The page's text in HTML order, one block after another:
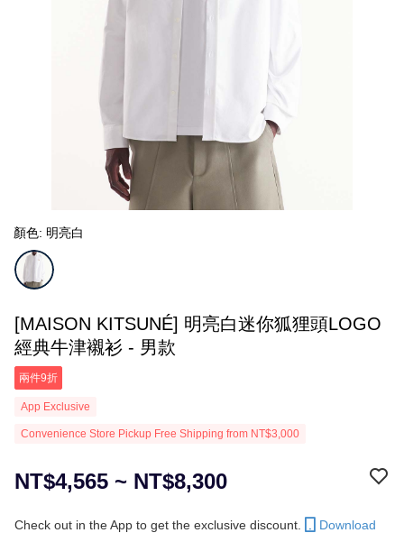
顏色: 明亮白
[MAISON KITSUNÉ] 明亮白迷你狐狸頭LOGO
經典牛津襯衫 - 男款
兩件9折
App Exclusive
Convenience Store Pickup Free Shipping from NT$3,000
NT$4,565 ~ NT$8,300
Check out in the App to get the exclusive discount. Download